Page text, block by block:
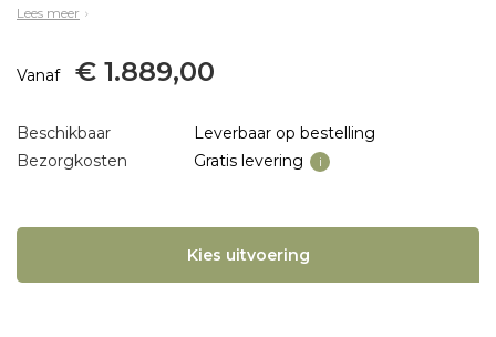
Lees meer
Vanaf € 1.889,00
Beschikbaar
Leverbaar op bestelling
Bezorgkosten
Gratis levering i
Kies uitvoering